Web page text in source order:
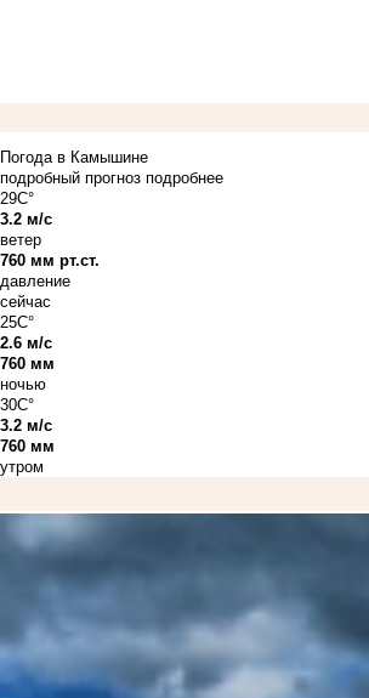
Погода в Камышине
подробный прогноз подробнее
29C°
3.2 м/с
ветер
760 мм рт.ст.
давление
сейчас
25C°
2.6 м/с
760 мм
ночью
30C°
3.2 м/с
760 мм
утром